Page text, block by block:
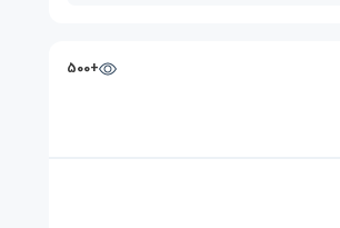
+500